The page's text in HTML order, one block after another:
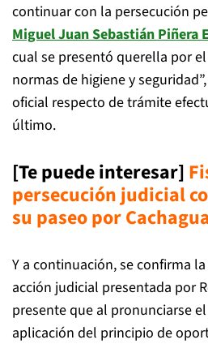
continuar con la persecución
Miguel Juan Sebastián Piñera
cual se presentó querella por
normas de higiene y
oficial respecto de trámite
último.
[Te puede interesar]
persecución judicial
su paseo por
Y a continuación, se confirma
acción judicial presentada por
presente que al pronunciarse
aplicación del principio de